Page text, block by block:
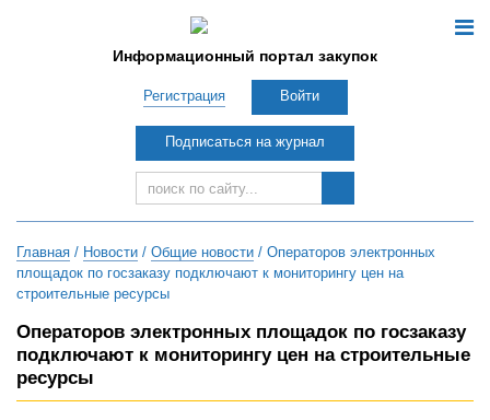
Информационный портал закупок
Регистрация Войти
Подписаться на журнал
Главная / Новости / Общие новости / Операторов электронных
площадок по госзаказу подключают к мониторингу цен на
строительные ресурсы
Операторов электронных площадок по госзаказу
подключают к мониторингу цен на строительные
ресурсы